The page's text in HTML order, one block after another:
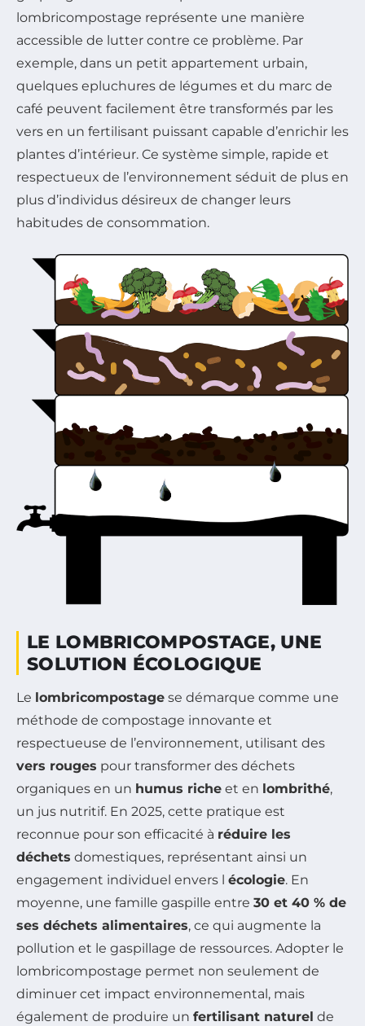
lombricompostage représente une manière
accessible de lutter contre ce problème. Par
exemple, dans un petit appartement urbain,
quelques epluchures de légumes et du marc de
café peuvent facilement être transformés par les
vers en un fertilisant puissant capable d’enrichir les
plantes d’intérieur. Ce système simple, rapide et
respectueux de l’environnement séduit de plus en
plus d’individus désireux de changer leurs
habitudes de consommation.
LE LOMBRICOMPOSTAGE, UNE
SOLUTION ÉCOLOGIQUE
Le lombricompostage se démarque comme une
méthode de compostage innovante et
respectueuse de l’environnement, utilisant des
vers rouges pour transformer des déchets
organiques en un humus riche et en lombrithé,
un jus nutritif. En 2025, cette pratique est
reconnue pour son efficacité à réduire les
déchets domestiques, représentant ainsi un
engagement individuel envers l écologie. En
moyenne, une famille gaspille entre 30 et 40 % de
ses déchets alimentaires, ce qui augmente la
pollution et le gaspillage de ressources. Adopter le
lombricompostage permet non seulement de
diminuer cet impact environnemental, mais
également de produire un fertilisant naturel de